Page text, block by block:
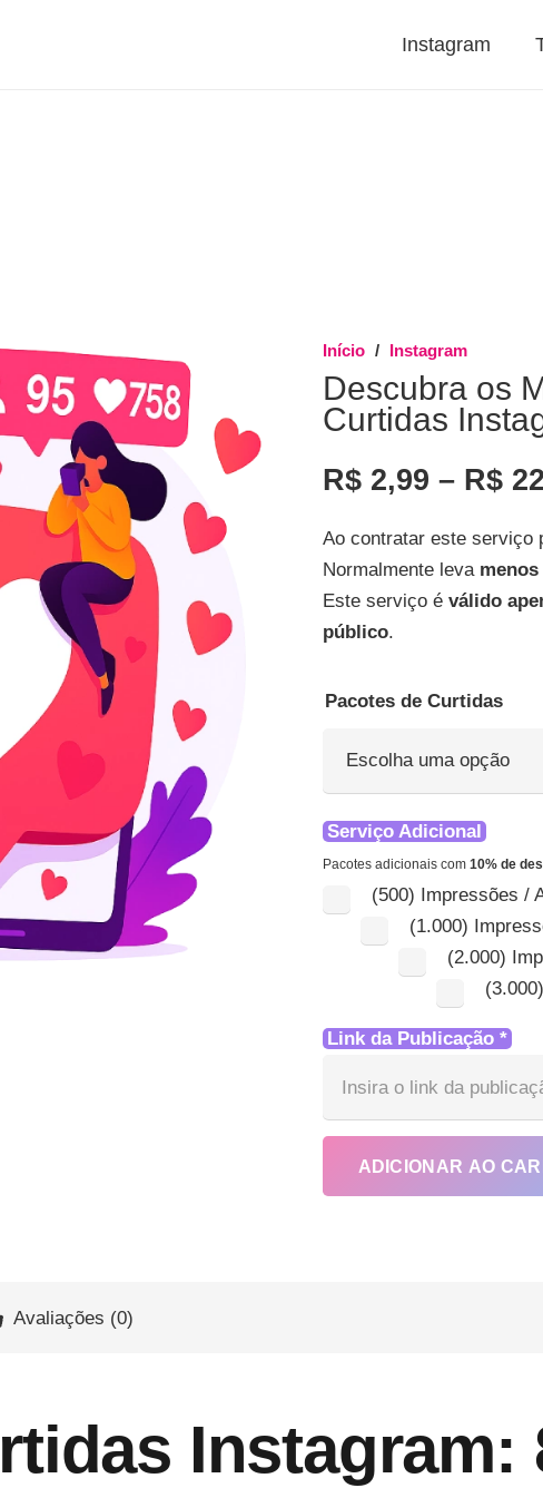
Instagram
Início / Instagram
Descubra os
Curtidas
R$2,99 – R$
Ao contratar este serviço
Normalmente leva
Este serviço é válido
público.
Pacotes de Curtidas
Serviço Adicional
Pacotes adicionais com 10% de
(500) Impressões /
(1.000)
(2.000)
Link da Publicação *
ADICIONAR AO
Avaliações (0)
Instagram: